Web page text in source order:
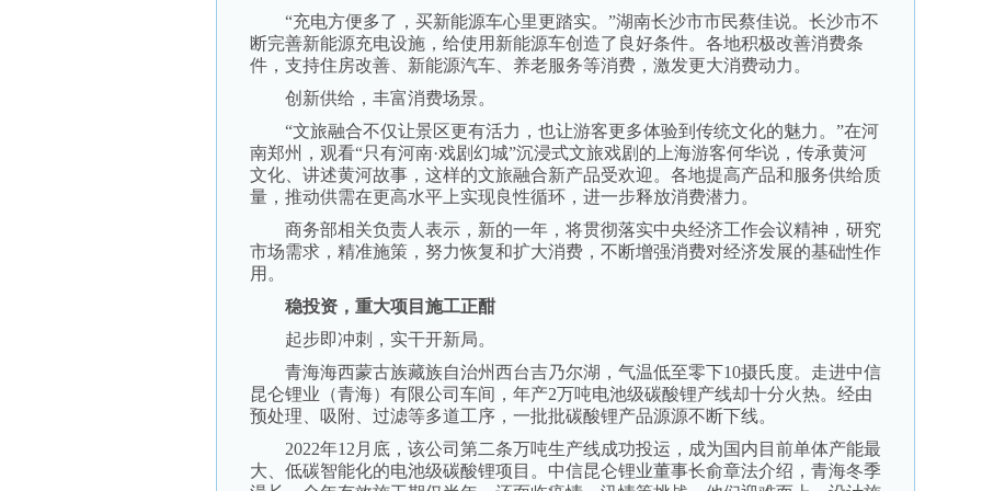
“充电方便多了，买新能源车心里更踏实。”湖南长沙市市民蔡佳说。长沙市不
断完善新能源充电设施，给使用新能源车创造了良好条件。各地积极改善消费条
件，支持住房改善、新能源汽车、养老服务等消费，激发更大消费动力。
创新供给，丰富消费场景。
“文旅融合不仅让景区更有活力，也让游客更多体验到传统文化的魅力。”在河
南郑州，观看“只有河南·戏剧幻城”沉浸式文旅戏剧的上海游客何华说，传承黄河
文化、讲述黄河故事，这样的文旅融合新产品受欢迎。各地提高产品和服务供给质
量，推动供需在更高水平上实现良性循环，进一步释放消费潜力。
商务部相关负责人表示，新的一年，将贯彻落实中央经济工作会议精神，研究
市场需求，精准施策，努力恢复和扩大消费，不断增强消费对经济发展的基础性作
用。
稳投资，重大项目施工正酣
起步即冲刺，实干开新局。
青海海西蒙古族藏族自治州西台吉乃尔湖，气温低至零下10摄氏度。走进中信
昆仑锂业（青海）有限公司车间，年产2万吨电池级碳酸锂产线却十分火热。经由
预处理、吸附、过滤等多道工序，一批批碳酸锂产品源源不断下线。
2022年12月底，该公司第二条万吨生产线成功投运，成为国内目前单体产能最
大、低碳智能化的电池级碳酸锂项目。中信昆仑锂业董事长俞章法介绍，青海冬季